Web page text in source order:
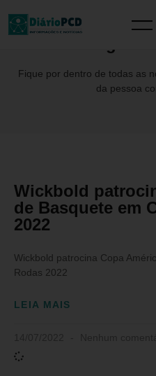
Fique por dentro de todas as
da pessoa
Wickbold
de Basquete em
2022
Wickbold patrocina Copa
Rodas 2022
LEIA MAIS